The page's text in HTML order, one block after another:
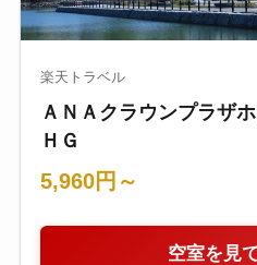
楽天トラベル
ＡＮＡクラウンプラ
ＨＧ
5,960円～
空室を見